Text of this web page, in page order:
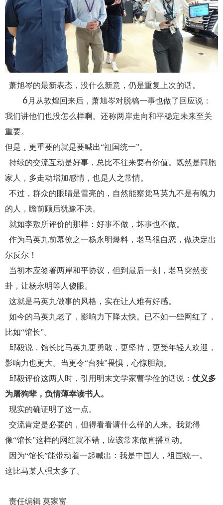
萧旭岑的最新表态，没什么新意，仍是重复上次的话。
6 月从敦煌回来后，萧旭岑对脱稿一事也做了回应说：
我们讲他们也没怎么样啊。还称两岸走向和平稳定未来至关
重要。
但是，更重要的就是要喊出“祖国统一”。
持续的交流互动是好事，总比不往来要有价值。既然是同胞
家人，多走动增加感情，也是人之常情。
不过，群众的眼睛是雪亮的，自然能察觉马英九不是有魄力
的人，瞻前顾后犹豫不决。
就如李敖所评价的那样：好事不做，坏事也不做。
作为马英九前幕僚之一杨永明爆料，老马很自恋，做决定出
尔反尔！
当初本应签署两岸和平协议，但到最后一刻，老马突然变
卦，让杨永明等人傻眼。
这就是马英九做事的风格，实在让人难有好感。
如今的马英九老了，影响力下降太快。已不如一些网红了，
比如“馆长”。
邱毅说，馆长比马英九更勇敢，更坚持，更受年轻人欢迎，
影响力也更大。当更令“台独”畏惧，心惊胆颤。
邱毅评价这两人时，引用明末文学家曹学佺的话说：仗义多
为屠狗辈，负情薄幸读书人。
现实的确证明了这一点。
交流肯定是必要的，但得看看请什么样的人来。我觉得
像“馆长”这样的网红就不错，应该常来做直播互动。
因为“馆长”能带动着一起喊出：我是中国人，祖国统一。
这比马某人强太多了。
责任编辑 莫家富